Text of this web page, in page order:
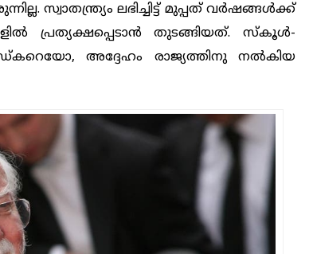
സ്വാതന്ത്ര്യം ലഭിച്ചിട്ട് മുപ്പത് വര്‍ഷങ്ങള്‍ക്ക്
പ്രത്യക്ഷപ്പെടാന്‍ തുടങ്ങിയത്. സ്‌കൂള്‍-
അദ്ദേഹം രാജ്യത്തിനു നല്‍കിയ